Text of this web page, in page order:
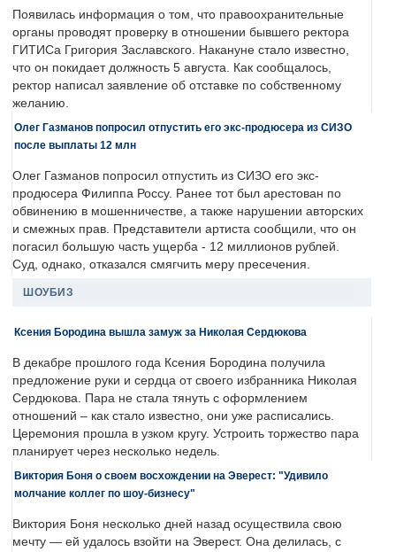
Появилась информация о том, что правоохранительные
органы проводят проверку в отношении бывшего ректора
ГИТИСа Григория Заславского. Накануне стало известно,
что он покидает должность 5 августа. Как сообщалось,
ректор написал заявление об отставке по собственному
желанию.
Олег Газманов попросил отпустить его экс-продюсера из СИЗО
после выплаты 12 млн
Олег Газманов попросил отпустить из СИЗО его экс-
продюсера Филиппа Россу. Ранее тот был арестован по
обвинению в мошенничестве, а также нарушении авторских
и смежных прав. Представители артиста сообщили, что он
погасил большую часть ущерба - 12 миллионов рублей.
Суд, однако, отказался смягчить меру пресечения.
ШОУБИЗ
Ксения Бородина вышла замуж за Николая Сердюкова
В декабре прошлого года Ксения Бородина получила
предложение руки и сердца от своего избранника Николая
Сердюкова. Пара не стала тянуть с оформлением
отношений – как стало известно, они уже расписались.
Церемония прошла в узком кругу. Устроить торжество пара
планирует через несколько недель.
Виктория Боня о своем восхождении на Эверест: "Удивило
молчание коллег по шоу-бизнесу"
Виктория Боня несколько дней назад осуществила свою
мечту — ей удалось взойти на Эверест. Она делилась, с